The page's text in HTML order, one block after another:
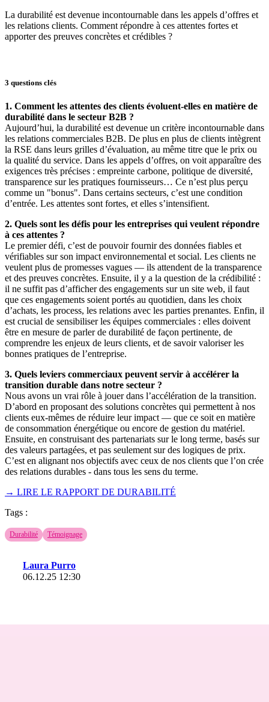
La durabilité est devenue incontournable dans les appels d’offres et
les relations clients. Comment répondre à ces attentes fortes et
apporter des preuves concrètes et crédibles ?
3 questions clés
1. Comment les attentes des clients évoluent-elles en matière de
durabilité dans le secteur B2B ?
Aujourd’hui, la durabilité est devenue un critère incontournable dans
les relations commerciales B2B. De plus en plus de clients intègrent
la RSE dans leurs grilles d’évaluation, au même titre que le prix ou
la qualité du service. Dans les appels d’offres, on voit apparaître des
exigences très précises : empreinte carbone, politique de diversité,
transparence sur les pratiques fournisseurs… Ce n’est plus perçu
comme un "bonus". Dans certains secteurs, c’est une condition
d’entrée. Les attentes sont fortes, et elles s’intensifient.
2. Quels sont les défis pour les entreprises qui veulent répondre
à ces attentes ?
Le premier défi, c’est de pouvoir fournir des données fiables et
vérifiables sur son impact environnemental et social. Les clients ne
veulent plus de promesses vagues — ils attendent de la transparence
et des preuves concrètes. Ensuite, il y a la question de la crédibilité :
il ne suffit pas d’afficher des engagements sur un site web, il faut
que ces engagements soient portés au quotidien, dans les choix
d’achats, les process, les relations avec les parties prenantes. Enfin, il
est crucial de sensibiliser les équipes commerciales : elles doivent
être en mesure de parler de durabilité de façon pertinente, de
comprendre les enjeux de leurs clients, et de savoir valoriser les
bonnes pratiques de l’entreprise.
3. Quels leviers commerciaux peuvent servir à accélérer la
transition durable dans notre secteur ?
Nous avons un vrai rôle à jouer dans l’accélération de la transition.
D’abord en proposant des solutions concrètes qui permettent à nos
clients eux-mêmes de réduire leur impact — que ce soit en matière
de consommation énergétique ou encore de gestion du matériel.
Ensuite, en construisant des partenariats sur le long terme, basés sur
des valeurs partagées, et pas seulement sur des logiques de prix.
C’est en alignant nos objectifs avec ceux de nos clients que l’on crée
des relations durables - dans tous les sens du terme.
→ LIRE LE RAPPORT DE DURABILITÉ
Tags :
Durabilité Témoignage
Laura Purro
06.12.25 12:30